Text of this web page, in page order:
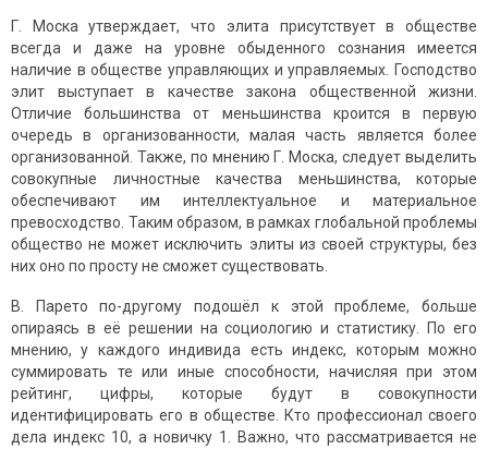
Г. Моска утверждает, что элита присутствует в обществе
всегда и даже на уровне обыденного сознания имеется
наличие в обществе управляющих и управляемых. Господство
элит выступает в качестве закона общественной жизни.
Отличие большинства от меньшинства кроится в первую
очередь в организованности, малая часть является более
организованной. Также, по мнению Г. Моска, следует выделить
совокупные личностные качества меньшинства, которые
обеспечивают им интеллектуальное и материальное
превосходство. Таким образом, в рамках глобальной проблемы
общество не может исключить элиты из своей структуры, без
них оно по просту не сможет существовать.
В. Парето по-другому подошёл к этой проблеме, больше
опираясь в её решении на социологию и статистику. По его
мнению, у каждого индивида есть индекс, которым можно
суммировать те или иные способности, начисляя при этом
рейтинг, цифры, которые будут в совокупности
идентифицировать его в обществе. Кто профессионал своего
дела индекс 10, а новичку 1. Важно, что рассматривается не